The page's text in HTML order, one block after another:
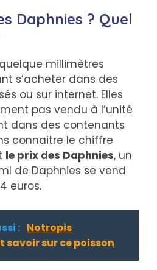
Daphnies ? Quel
millimètres
s’acheter dans des
ou sur internet. Elles
pas vendu à l’unité
dans des contenants
connaitre le chiffre
le prix des Daphnies, un
de Daphnies se vend
euros.
: Notropis
savoir sur ce poisson